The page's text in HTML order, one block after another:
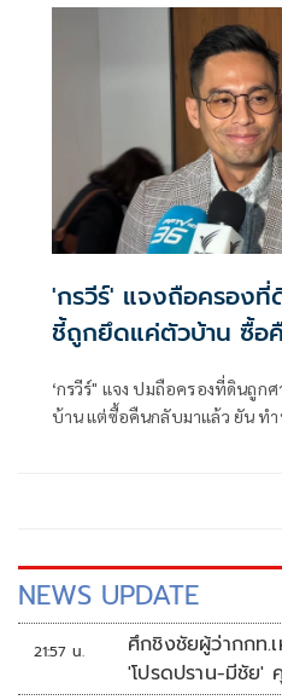
พรรคกล้าธรรม ก็ระบุว่าลืมไปห
เทา” จะเป็นการเปิดโอกาสให้
นี้ตั้งอยู่บนสมมติฐานหลายอย่าง
'กรวีร์' แจงถือครอง
ชี้ถูกยึดแค่ตัวบ้าน ซื้อ
‘กรวีร์" แจง ปมถือครองที่ดินถูก
บ้าน แต่ซื้อคืนกลับมาแล้ว ยัน ท
NEWS UPDATE
21:57 น.
ศึกชิงชัยผู้ว่ากกท.
'โปรดปราน-มีชัย